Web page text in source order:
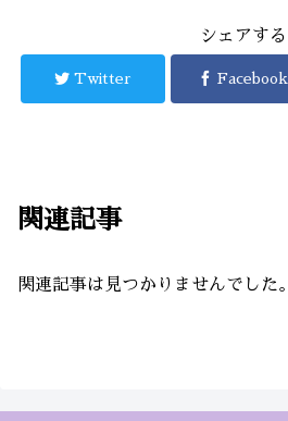
シェアする
Twitter Facebook
関連記事
関連記事は見つかりませんでした。